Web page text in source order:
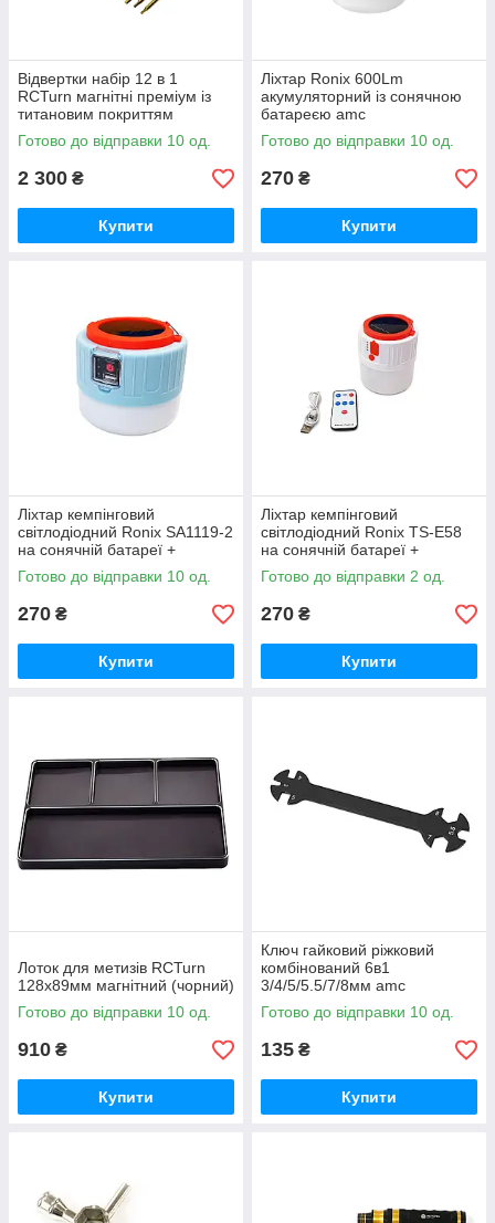
Відвертки набір 12 в 1
RCTurn магнітні преміум із
титановим покриттям
Готово до відправки 10 од.
2 300 ₴
Купити
Ліхтар Ronix 600Lm
акумуляторний із сонячною
батареєю amc
Готово до відправки 10 од.
270 ₴
Купити
Ліхтар кемпінговий
світлодіодний Ronix SA1119-2
на сонячній батареї +
повербанк amc
Готово до відправки 10 од.
270 ₴
Купити
Ліхтар кемпінговий
світлодіодний Ronix TS-E58
на сонячній батареї +
повербанк amc
Готово до відправки 2 од.
270 ₴
Купити
Лоток для метизів RCTurn
128х89мм магнітний (чорний)
Готово до відправки 10 од.
910 ₴
Купити
Ключ гайковий ріжковий
комбінований 6в1
3/4/5/5.5/7/8мм amc
Готово до відправки 10 од.
135 ₴
Купити